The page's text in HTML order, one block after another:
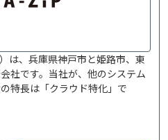
は、兵庫県神戸市と姫路市、東
社です。当社が、他のシステム
特長は「クラウド特化」で